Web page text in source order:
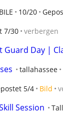
10/20
7/30 verbergen
Day |
tallahassee
5/4 Bild
Session